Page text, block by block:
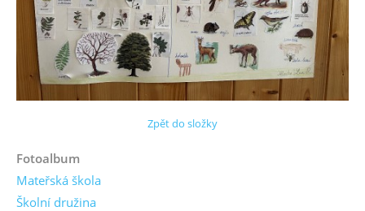
Zpět do složky
Fotoalbum
Mateřská škola
Školní družina